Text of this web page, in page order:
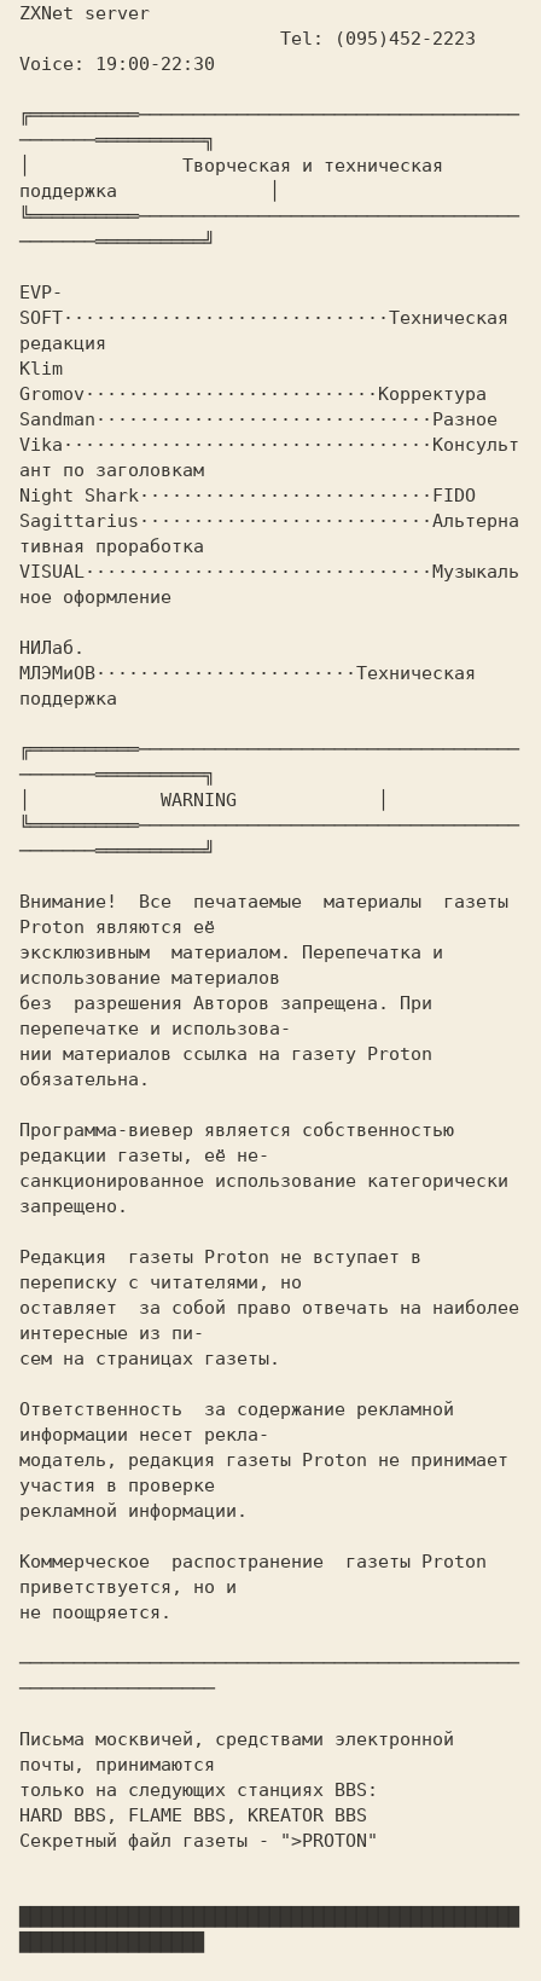
ZXNet server
Voice: 19:00-22:30
╔══════════───────────────────────────────────
───────══════════╗
        Творческая и техническая
поддержка
╚══════════───────────────────────────────────
───────══════════╝
EVP-
SOFT······························Техническая
Klim
Gromov···························
Sandman·······························
Vika·································· Консульт
Night Shark···························
Sagittarius···························Альтерна
VISUAL································Музыкаль
ное оформление
НИЛаб.
МЛЭМиОВ························Техническая
поддержка
╔══════════───────────────────────────────────
───────══════════╗
           WARNING
╚══════════───────────────────────────────────
───────══════════╝
Внимание!  Все  печатаемые  материалы  газеты
Proton являются её
эксклюзивным  материалом. Перепечатка и
использование материалов
без  разрешения Авторов запрещена. При
перепечатке и использова-
нии материалов ссылка на газету Proton
обязательна.
Программа-виевер является собственностью
редакции газеты, её не-
санкционированное использование категорически
запрещено.
Редакция  газеты Proton не вступает в
переписку с читателями, но
оставляет  за собой право отвечать на наиболее
интересные из пи-
сем на страницах газеты.
Ответственность  за содержание рекламной
информации несет рекла-
модатель, редакция газеты Proton не принимает
участия в проверке
рекламной информации.
Коммерческое  распостранение  газеты Proton
приветствуется, но и
не поощряется.
──────────────────────────────────────────────
──────────────────
Письма москвичей, средствами электронной
почты, принимаются
только на следующих станциях BBS:
Секретный файл газеты - ">PROTON"